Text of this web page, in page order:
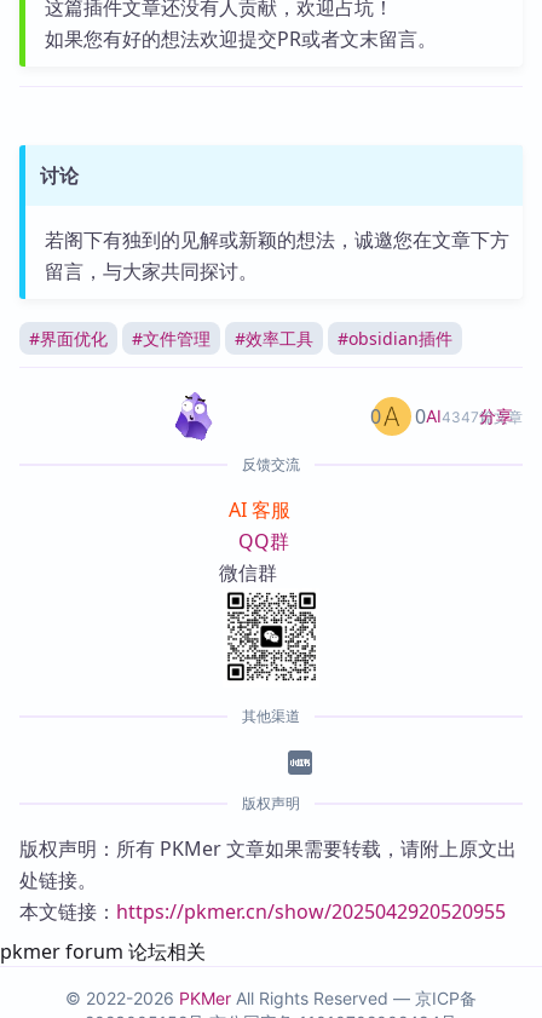
这篇插件文章还没有人贡献，欢迎占坑！
如果您有好的想法欢迎提交PR或者文末留言。
讨论
若阁下有独到的见解或新颖的想法，诚邀您在文章下方
留言，与大家共同探讨。
#界面优化 #文件管理 #效率工具 #obsidian插件
AI4347篇文章
0 0 分享
反馈交流
AI 客服
QQ群
微信群
其他渠道
版权声明
版权声明：所有 PKMer 文章如果需要转载，请附上原文出
处链接。
本文链接： https://pkmer.cn/show/2025042920520955
pkmer forum 论坛相关
© 2022-2026 PKMer All Rights Reserved — 京ICP备